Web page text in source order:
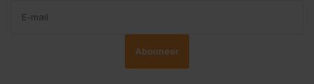
Abonneer